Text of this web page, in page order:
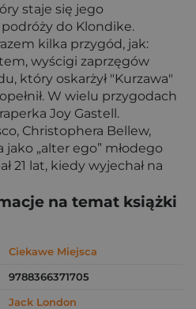
staje się jego
do Klondike.
kilka przygód, jak:
wyścigi zaprzęgów
który oskarżył "Kurzawa"
W wielu przygodach
Joy Gastell.
Christophera Bellew,
„alter ego” młodego
21 lat, kiedy wyjechał na
na temat książki
Ciekawe Miejsca
9788366371705
Jack London